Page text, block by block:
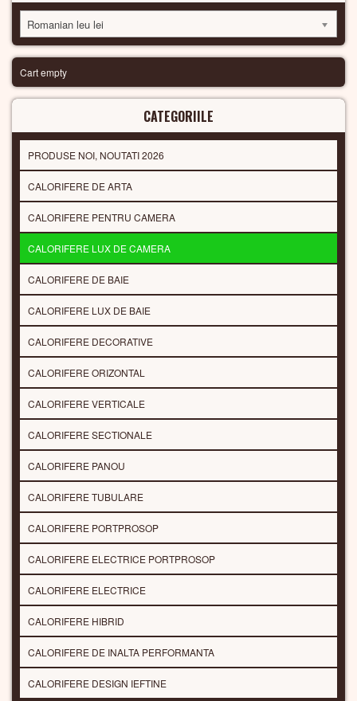
Romanian leu lei
Cart empty
CATEGORIILE
PRODUSE NOI, NOUTATI 2026
CALORIFERE DE ARTA
CALORIFERE PENTRU CAMERA
CALORIFERE LUX DE CAMERA
CALORIFERE DE BAIE
CALORIFERE LUX DE BAIE
CALORIFERE DECORATIVE
CALORIFERE ORIZONTAL
CALORIFERE VERTICALE
CALORIFERE SECTIONALE
CALORIFERE PANOU
CALORIFERE TUBULARE
CALORIFERE PORTPROSOP
CALORIFERE ELECTRICE PORTPROSOP
CALORIFERE ELECTRICE
CALORIFERE HIBRID
CALORIFERE DE INALTA PERFORMANTA
CALORIFERE DESIGN IEFTINE